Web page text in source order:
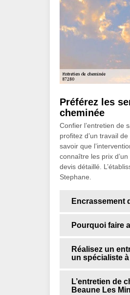
Préférez les
cheminée
Confier l’entretien de
profitez d’un travail
savoir que
connaître les prix
devis détaillé.
Stephane.
Encrassement
Pourquoi faire
Réalisez un
un spécialiste
L’entretien de
Beaune Les